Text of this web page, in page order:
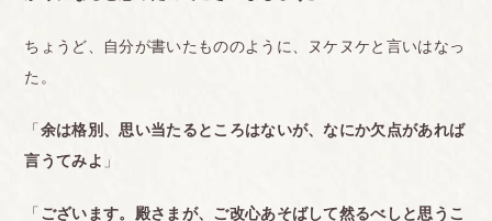
ちょうど、自分が書いたもののように、ヌケヌケと言いはなっ
た。
「余は格別、思い当たるところはないが、なにか欠点があれば
言うてみよ 」
「 ございます。殿さまが、ご改心あそばして然るべしと思うこ